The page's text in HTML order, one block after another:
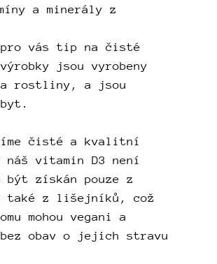
a minerály z
pro vás tip na čisté
jsou vyrobeny
a rostliny, a jsou
čisté a kvalitní
vitamin D3 není
získán pouze z
také z lišejníků, což
mohou vegani a
obav o jejich stravu